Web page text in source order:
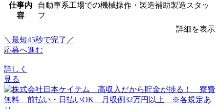
仕事内
容
自動車系工場での機械操作・製造補助製造スタッ
フ
詳細を表示
＼最短45秒で完了／
応募へ進む
詳しく
見る